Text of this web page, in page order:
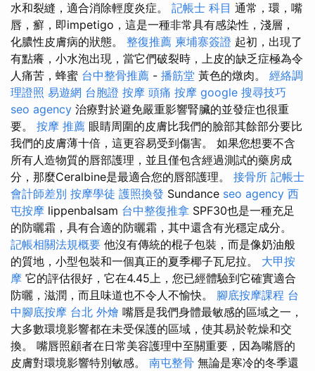
水和裂縫，適合消除輕度炎症。 記帳士 科目 通常，環，嘴
唇，癬，即impetigo，這是一種非常具有感染性，淺層，
化膿性皮膚病的狀態。 整復推薦 柬埔寨簽證 起初，出現了
有點癢，小水泡出現，當它們破裂時，上皮的缺乏症極為令
人痛苦，蜂蜜 台中整骨推薦 - 播筋堂 黃色的燉肉。 經絡調
理證照 易遊網 台胞證 按摩 頭痛 按摩 google 搜尋技巧
seo agency 治療對於避免嚴重影響腎臟的並發症也很重
要。 按摩 推薦 眼睛周圍的皮膚比我們的臉部其餘部分要比
我們的皮膚薄十倍，這更容易受到傷害。 如果您想要不含
所有人造物質的唇部護理，並且僅包含經過測試的藥房成
分，那麼Ceralbine是最適合您的唇部護理。 接骨所 記帳士
會計師差別 按摩學徒 護照換發 Sundance seo agency 西
屯按摩 lippenbalsam 台中整復推拿 SPF30也是一種充足
的防曬霜，具有合適的防曬霜，其中還含有光穩定成分。
記帳相關法規概要 他沒有傳統的棍子包裝，而是像奶油般
的質地，小型包裝和一個真正的夏季椰子瓦尼拉。 大甲按
摩 它的評估很好，它在4.45上，您已經體驗到它確實適合
防曬，滋潤，而且味道也不令人不愉快。 腳底按摩課程 台
中腳底按摩 台北 外燴 嘴唇是我們身體最敏感的區域之一，
大多數環境影響都在未受保護的區域，使其易於乾燥和交
換。 嘴唇照顧者在日常美容護理中至關重要，因為嘴唇的
皮膚對環境影響特別敏感。 南屯整骨 無論是寒冷的冬季還